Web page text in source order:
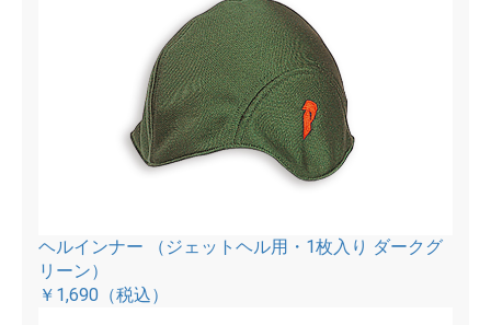
ヘルインナー （ジェットヘル用・1枚入り ダークグ
リーン）
￥1,690 （税込）